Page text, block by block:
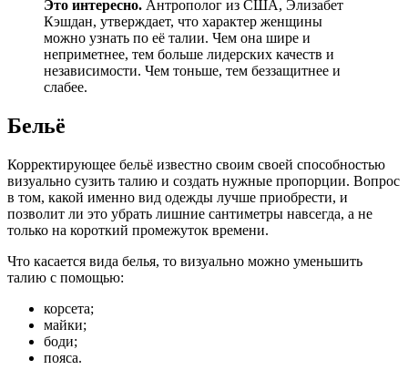
Это интересно. Антрополог из США, Элизабет
Кэшдан, утверждает, что характер женщины
можно узнать по её талии. Чем она шире и
неприметнее, тем больше лидерских качеств и
независимости. Чем тоньше, тем беззащитнее и
слабее.
Бельё
Корректирующее бельё известно своим своей способностью
визуально сузить талию и создать нужные пропорции. Вопрос
в том, какой именно вид одежды лучше приобрести, и
позволит ли это убрать лишние сантиметры навсегда, а не
только на короткий промежуток времени.
Что касается вида белья, то визуально можно уменьшить
талию с помощью:
корсета;
майки;
боди;
пояса.